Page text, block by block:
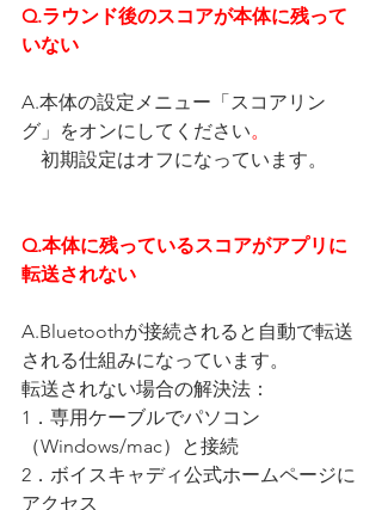
Q.ラウンド後のスコアが本体に残って
いない
A.本体の設定メニュー「スコアリン
グ」をオンにしてください。
初期設定はオフになっています。
Q.本体に残っているスコアがアプリに
転送されない
A.Bluetoothが接続されると自動で転送
される仕組みになっています。
転送されない場合の解決法：
1．専用ケーブルでパソコン
（Windows/mac）と接続
2．ボイスキャディ公式ホームページに
アクセス